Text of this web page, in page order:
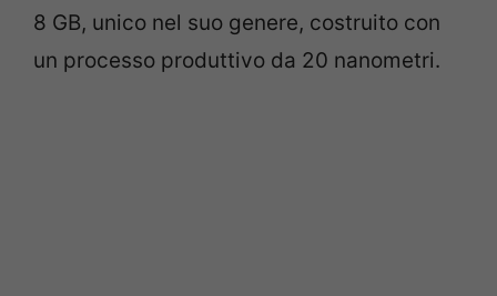
8 GB, unico nel suo genere, costruito con
un processo produttivo da 20 nanometri.